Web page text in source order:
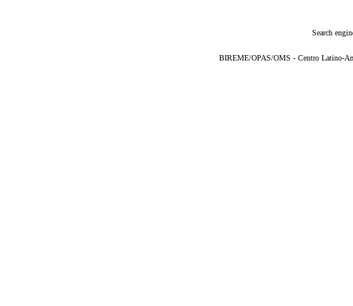
Search
BIREME/OPAS/OMS - Centro Latino-